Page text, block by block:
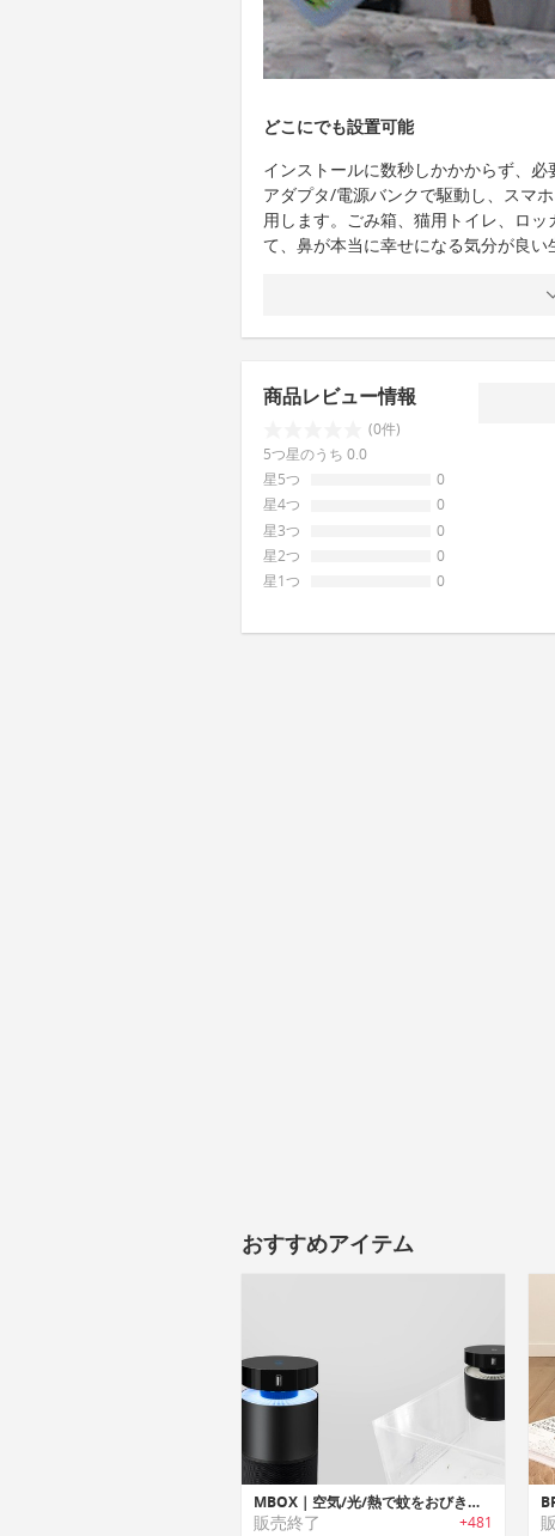
どこにでも設置可能
インストールに数秒しかかからず、
アダプタ/電源バンクで駆動し、スマ
用します。ごみ箱、猫用トイレ、ロ
て、鼻が本当に幸せになる気分が良い
商品レビュー情報
(0件)
5つ星のうち 0.0
星5つ
0
星4つ
0
星3つ
0
星2つ
0
星1つ
0
おすすめアイテム
MBOX｜空気/光/熱で蚊をおびき寄せるモスキートトラップ「エムボックス」
販売終了 +481